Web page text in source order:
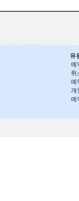
유
예
취
예
개
예